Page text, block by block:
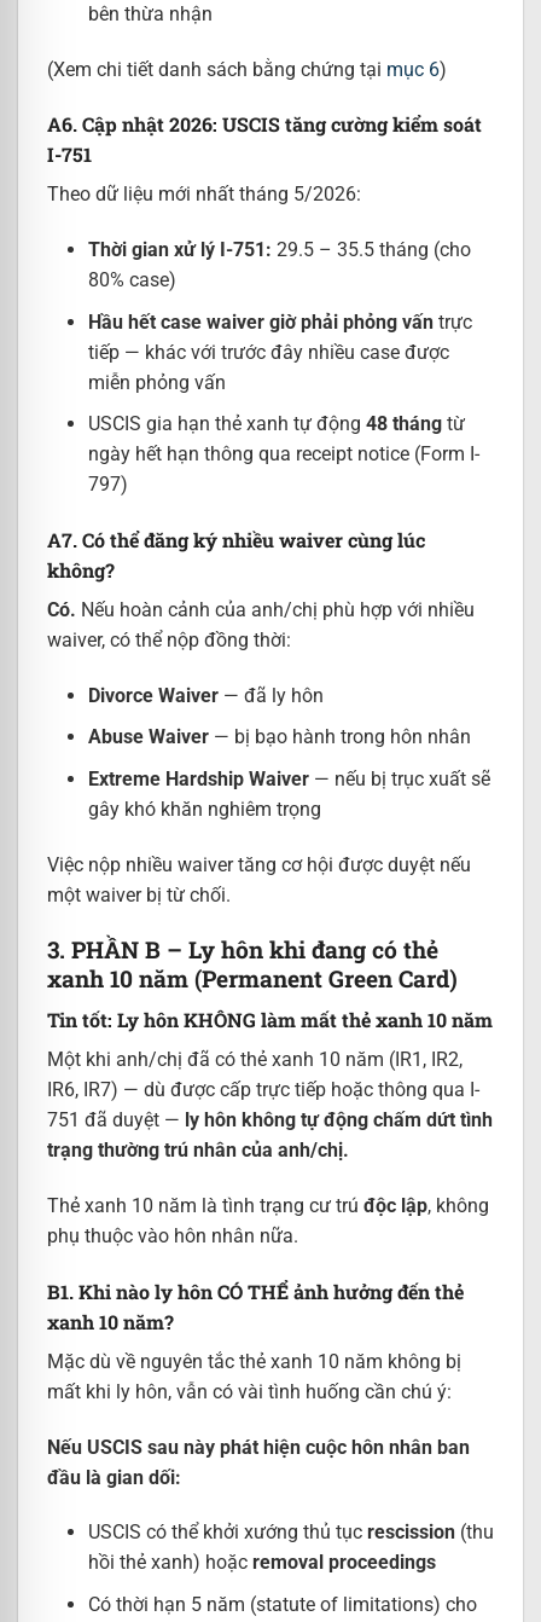
bên thừa nhận
(Xem chi tiết danh sách bằng chứng tại mục 6)
A6. Cập nhật 2026: USCIS tăng cường kiểm soát
I-751
Theo dữ liệu mới nhất tháng 5/2026:
Thời gian xử lý I-751: 29.5 – 35.5 tháng (cho
80% case)
Hầu hết case waiver giờ phải phỏng vấntrực
tiếp — khác với trước đây nhiều case được
miễn phỏng vấn
USCIS gia hạn thẻ xanh tự động 48 thángtừ
ngày hết hạn thông qua receipt notice (Form I-
797)
A7. Có thể đăng ký nhiều waiver cùng lúc
không?
Có. Nếu hoàn cảnh của anh/chị phù hợp với nhiều
waiver, có thể nộp đồng thời:
Divorce Waiver— đã ly hôn
Abuse Waiver— bị bạo hành trong hôn nhân
Extreme Hardship Waiver— nếu bị trục xuất sẽ
gây khó khăn nghiêm trọng
Việc nộp nhiều waiver tăng cơ hội được duyệt nếu
một waiver bị từ chối.
3. PHẦN B – Ly hôn khi đang có thẻ
xanh 10 năm (Permanent Green Card)
Tin tốt: Ly hôn KHÔNG làm mất thẻ xanh 10 năm
Một khi anh/chị đã có thẻ xanh 10 năm (IR1, IR2,
IR6, IR7) — dù được cấp trực tiếp hoặc thông qua I-
751 đã duyệt — ly hôn không tự động chấm dứt tình
trạng thường trú nhân của anh/chị.
Thẻ xanh 10 năm là tình trạng cư trú độc lập, không
phụ thuộc vào hôn nhân nữa.
B1. Khi nào ly hôn CÓ THỂ ảnh hưởng đến thẻ
xanh 10 năm?
Mặc dù về nguyên tắc thẻ xanh 10 năm không bị
mất khi ly hôn, vẫn có vài tình huống cần chú ý:
Nếu USCIS sau này phát hiện cuộc hôn nhân ban
đầu là gian dối:
USCIS có thể khởi xướng thủ tục rescission(thu
hồi thẻ xanh) hoặc removal proceedings
Có thời hạn 5 năm (statute of limitations) cho